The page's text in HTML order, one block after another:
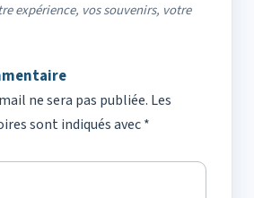
expérience, vos souvenirs, votre
ne sera pas publiée. Les
sont indiqués avec*